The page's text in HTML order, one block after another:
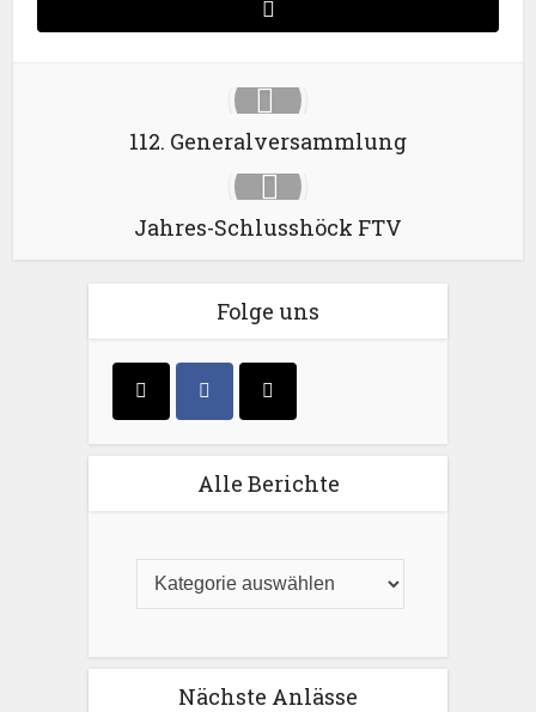
112. Generalversammlung
Jahres-Schlusshöck FTV
Folge uns
Alle Berichte
Nächste Anlässe